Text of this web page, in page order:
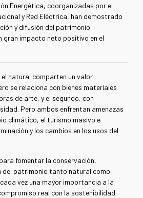
Energética, coorganizadas por el
y Red Eléctrica, han demostrado
y difusión del patrimonio
gran impacto neto positivo en el
natural comparten un valor
se relaciona con bienes materiales
de arte, y el segundo, con
Pero ambos enfrentan amenazas
climático, el turismo masivo e
y los cambios en los usos del
fomentar la conservación,
del patrimonio tanto natural como
vez una mayor importancia a la
real con la sostenibilidad